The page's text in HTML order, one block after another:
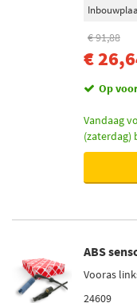
€ 91,88
€
Op
Vandaag
(zaterdag)
ABS
Vooras
24609